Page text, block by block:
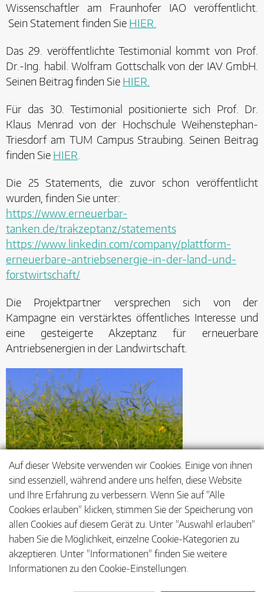
Wissenschaftler am Fraunhofer IAO veröffentlicht.
Sein Statement finden Sie HIER.
Das 29. veröffentlichte Testimonial kommt von Prof.
Dr.-Ing. habil. Wolfram Gottschalk von der IAV GmbH.
Seinen Beitrag finden Sie HIER.
Für das 30. Testimonial positionierte sich Prof. Dr.
Klaus Menrad von der Hochschule Weihenstephan-
Triesdorf am TUM Campus Straubing. Seinen Beitrag
finden Sie HIER
Die 25 Statements, die zuvor schon veröffentlicht
wurden, finden Sie unter:
https://www.erneuerbar-
tanken.de/trakzeptanz/statements
https://www.linkedin.com/company/plattform-
erneuerbare-antriebsenergie-in-der-land-und-
forstwirtschaft/
Die Projektpartner versprechen sich von der
Kampagne ein verstärktes öffentliches Interesse und
eine gesteigerte Akzeptanz für erneuerbare
Antriebsenergien in der Landwirtschaft.
Auf dieser Website verwenden wir Cookies. Einige von ihnen
sind essenziell, während andere uns helfen, diese Website
und Ihre Erfahrung zu verbessern. Wenn Sie auf "Alle
Cookies erlauben" klicken, stimmen Sie der Speicherung von
allen Cookies auf diesem Gerät zu. Unter "Auswahl erlauben"
haben Sie die Möglichkeit, einzelne Cookie-Kategorien zu
akzeptieren. Unter "Informationen" finden Sie weitere
Informationen zu den Cookie-Einstellungen.